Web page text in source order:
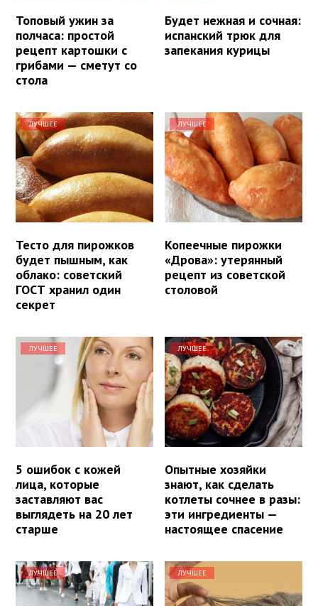
Топовый ужин за
полчаса: простой
рецепт картошки с
грибами — сметут со
стола
Будет нежная и сочная:
испанский трюк для
запекания курицы
ЛУЧШЕЕ
Тесто для пирожков
будет пышным, как
облако: советский
ГОСТ хранил один
секрет
ЛУЧШЕЕ
Копеечные пирожки
«Дрова»: утерянный
рецепт из советской
столовой
ЛУЧШЕЕ
5 ошибок с кожей
лица, которые
заставляют вас
выглядеть на 20 лет
старше
ЛУЧШЕЕ
Опытные хозяйки
знают, как сделать
котлеты сочнее в разы:
эти ингредиенты —
настоящее спасение
ЛУЧШЕЕ ЛУЧШЕЕ